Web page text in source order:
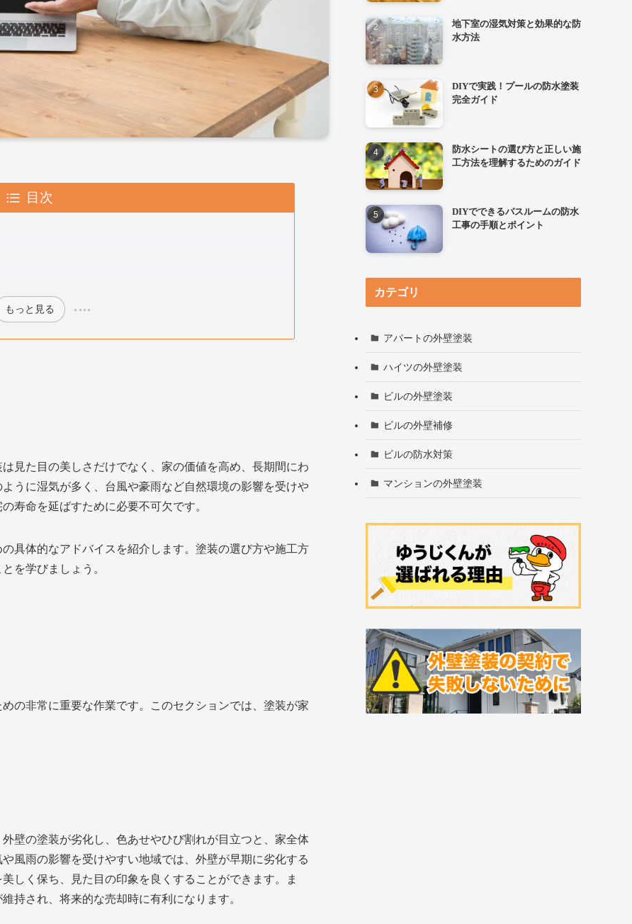
目次
もっと見る
見た目の美しさだけでなく、家の価値を高め、長期間にわ
うに湿気が多く、台風や豪雨など自然環境の影響を受けや
寿命を延ばすために必要不可欠です。
具体的なアドバイスを紹介します。塗装の選び方や施工方
を学びましょう。
の非常に重要な作業です。このセクションでは、塗装が家
壁の塗装が劣化し、色あせやひび割れが目立つと、家全体
風雨の影響を受けやすい地域では、外壁が早期に劣化する
しく保ち、見た目の印象を良くすることができます。ま
持され、将来的な売却時に有利になります。
地下室の湿気対策と効果的な防
水方法
DIYで実践！プールの防水塗装
完全ガイド
防水シートの選び方と正しい施
工方法を理解するためのガイド
DIYでできるバスルームの防水
工事の手順とポイント
カテゴリ
アパートの外壁塗装
ハイツの外壁塗装
ビルの外壁塗装
ビルの外壁補修
ビルの防水対策
マンションの外壁塗装